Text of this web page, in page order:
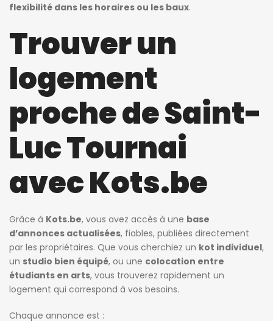
flexibilité dans les horaires ou les baux.
Trouver un
logement
proche de Saint-
Luc Tournai
avec Kots.be
Grâce à Kots.be, vous avez accès à une base
d’annonces actualisées, fiables, publiées directement
par les propriétaires. Que vous cherchiez un kot individuel,
un studio bien équipé, ou une colocation entre
étudiants en arts, vous trouverez rapidement un
logement qui correspond à vos besoins.
Chaque annonce est :